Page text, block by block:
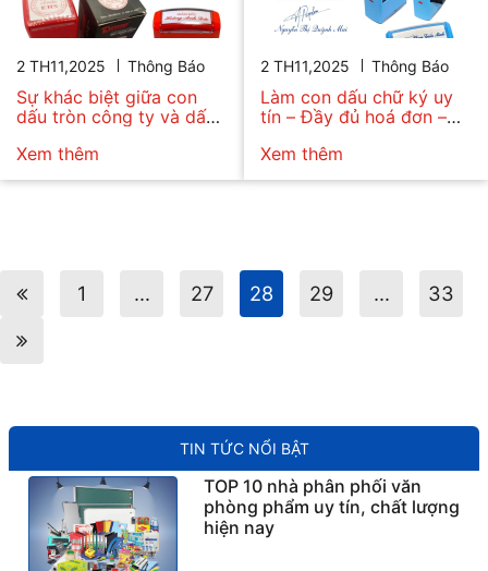
TIN TỨC NỔI BẬT
TOP 10 nhà phân phối văn
phòng phẩm uy tín, chất lượng
hiện nay
2 TH11,2025 Thông Báo
Sự khác biệt giữa con
dấu tròn công ty và dấu
Xem thêm
2 TH11,2025 Thông Báo
Làm con dấu chữ ký uy
tín – Đầy đủ hoá đơn –
Xem thêm
1 … 27 28 29 … 33